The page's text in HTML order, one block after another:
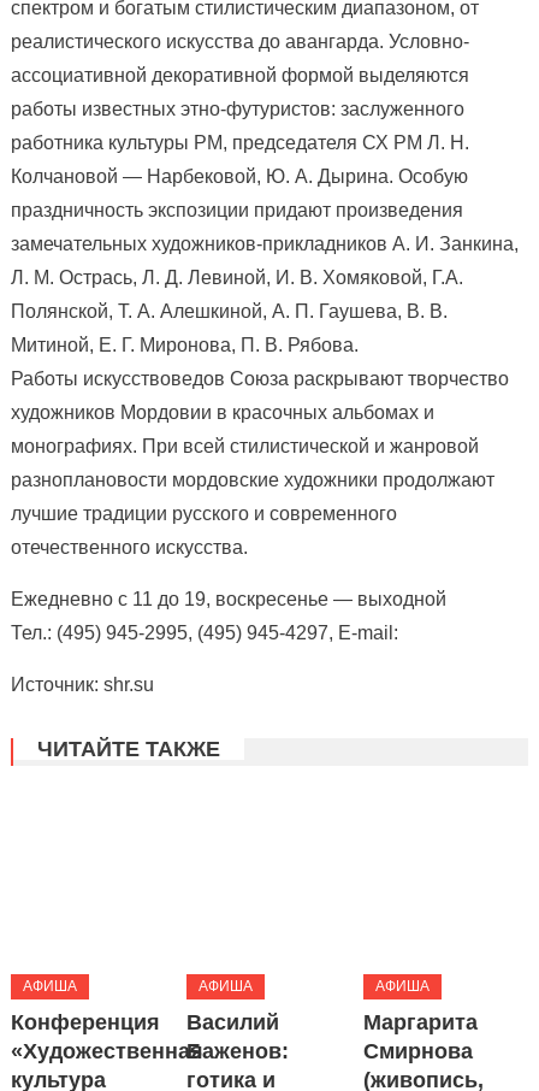
спектром и богатым стилистическим диапазоном, от
реалистического искусства до авангарда. Условно-
ассоциативной декоративной формой выделяются
работы известных этно-футуристов: заслуженного
работника культуры РМ, председателя СХ РМ Л. Н.
Колчановой — Нарбековой, Ю. А. Дырина. Особую
праздничность экспозиции придают произведения
замечательных художников-прикладников А. И. Занкина,
Л. М. Острась, Л. Д. Левиной, И. В. Хомяковой, Г.А.
Полянской, Т. А. Алешкиной, А. П. Гаушева, В. В.
Митиной, Е. Г. Миронова, П. В. Рябова.
Работы искусствоведов Союза раскрывают творчество
художников Мордовии в красочных альбомах и
монографиях. При всей стилистической и жанровой
разноплановости мордовские художники продолжают
лучшие традиции русского и современного
отечественного искусства.
Ежедневно с 11 до 19, воскресенье — выходной
Тел.: (495) 945-2995, (495) 945-4297, E-mail:
Источник: shr.su
ЧИТАЙТЕ ТАКЖЕ
АФИША
Конференция
«Художественная
культура
АФИША
Василий
Баженов:
готика и
АФИША
Маргарита
Смирнова
(живопись,